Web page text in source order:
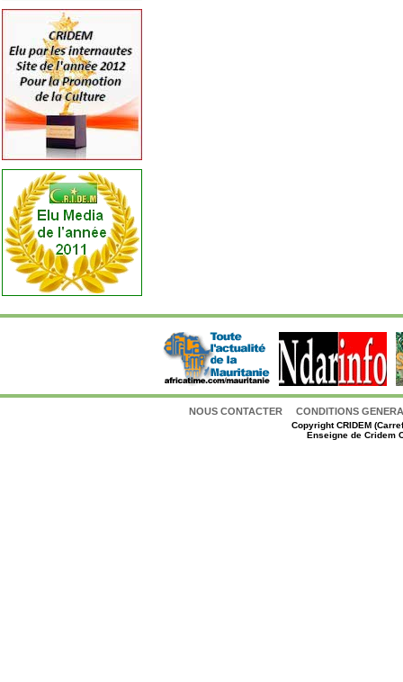
NOUS CONTACTER CONDITIONS
CopyrightCRIDEM
Enseigne de Cridem